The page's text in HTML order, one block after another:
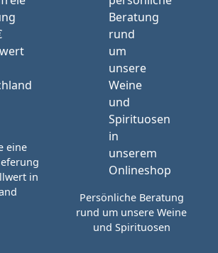
eine
in
Persönliche Beratung
rund um unsere Weine
und Spirituosen